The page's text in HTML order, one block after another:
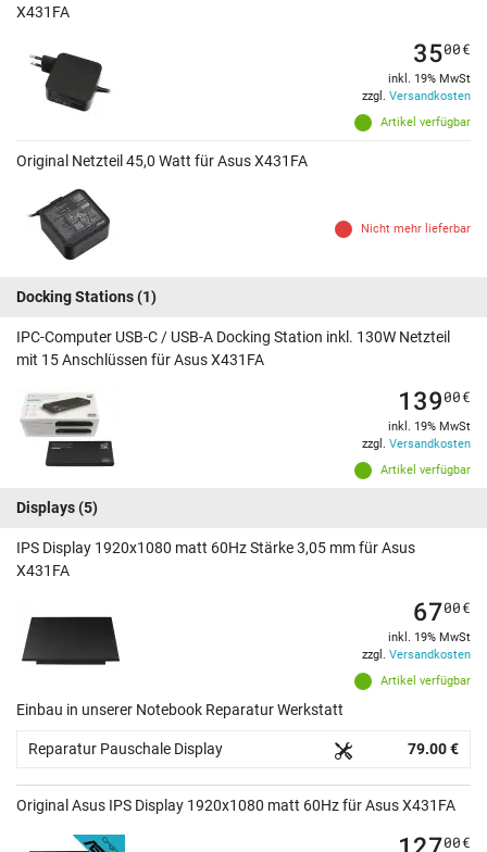
X431FA
Artikel verfügbar
3500€
inkl. 19% MwSt
zzgl. Versandkosten
Original Netzteil 45,0 Watt für Asus X431FA
Nicht mehr lieferbar
Docking Stations(1)
IPC-Computer USB-C / USB-A Docking Station inkl. 130W Netzteil
mit 15 Anschlüssen für Asus X431FA
Artikel verfügbar
13900€
inkl. 19% MwSt
zzgl. Versandkosten
Displays(5)
IPS Display 1920x1080 matt 60Hz Stärke 3,05 mm für Asus
X431FA
Artikel verfügbar
6700€
inkl. 19% MwSt
zzgl. Versandkosten
Einbau in unserer Notebook Reparatur Werkstatt
Reparatur Pauschale Display 79.00 €
Original Asus IPS Display 1920x1080 matt 60Hz für Asus X431FA
00€